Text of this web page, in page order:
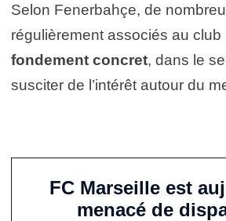
Selon Fenerbahçe, de
régulièrement associés au club
fondement concret, dans le
susciter de l’intérêt autour du
FC Marseille est
menacé de